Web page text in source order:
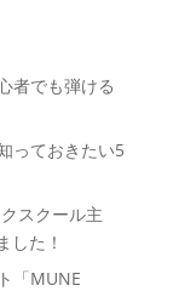
者でも弾ける
っておきたい5
スクール主
した！
「MUNE